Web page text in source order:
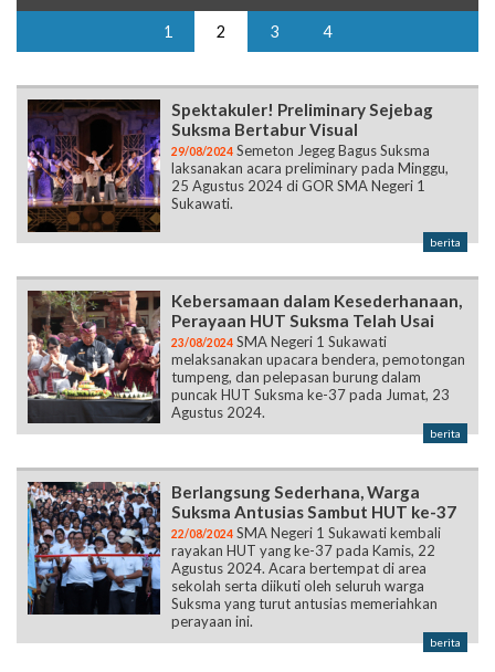
1 2 3 4
Spektakuler! Preliminary Sejebag
Suksma Bertabur Visual
29/08/2024 Semeton Jegeg Bagus Suksma
laksanakan acara preliminary pada Minggu,
25 Agustus 2024 di GOR SMA Negeri 1
Sukawati.
berita
Kebersamaan dalam Kesederhanaan,
Perayaan HUT Suksma Telah Usai
23/08/2024 SMA Negeri 1 Sukawati
melaksanakan upacara bendera, pemotongan
tumpeng, dan pelepasan burung dalam
puncak HUT Suksma ke-37 pada Jumat, 23
Agustus 2024.
berita
Berlangsung Sederhana, Warga
Suksma Antusias Sambut HUT ke-37
22/08/2024 SMA Negeri 1 Sukawati kembali
rayakan HUT yang ke-37 pada Kamis, 22
Agustus 2024. Acara bertempat di area
sekolah serta diikuti oleh seluruh warga
Suksma yang turut antusias memeriahkan
perayaan ini.
berita